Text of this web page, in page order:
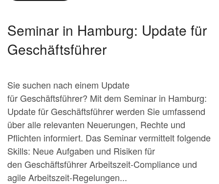
Seminar in Hamburg: Update für
Geschäftsführer
Sie suchen nach einem Update
für Geschäftsführer? Mit dem Seminar in Hamburg:
Update für Geschäftsführer werden Sie umfassend
über alle relevanten Neuerungen, Rechte und
Pflichten informiert. Das Seminar vermittelt folgende
Skills: Neue Aufgaben und Risiken für
den Geschäftsführer Arbeitszeit-Compliance und
agile Arbeitszeit-Regelungen...